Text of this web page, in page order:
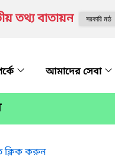
তথ্য বাতায়ন
আমাদের সেবা
ক্লিক করুন